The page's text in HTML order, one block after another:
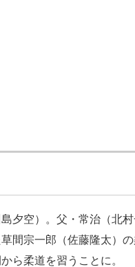
夕空）。父・常治（北
間宗一郎（佐藤隆太）
ら柔道を習うことに。